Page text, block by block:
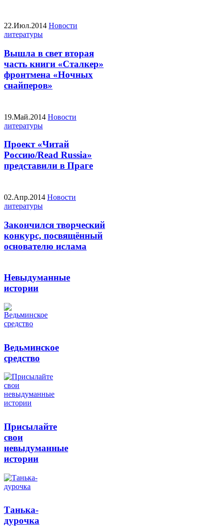
22.Июл.2014 Новости
литературы
Вышла в свет вторая
часть книги «Сталкер»
фронтмена «Ночных
снайперов»
19.Май.2014 Новости
литературы
Проект «Читай
Россию/Read Russia»
представили в Праге
02.Апр.2014 Новости
литературы
Закончился творческий
конкурс, посвящённый
основателю ислама
Невыдуманные
истории
Ведьминское
средство
Присылайте
свои
невыдуманные
истории
Танька-
дурочка